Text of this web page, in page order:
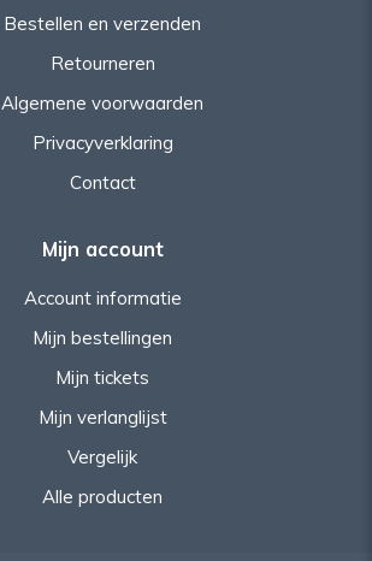
Bestellen en verzenden
Retourneren
Algemene voorwaarden
Privacyverklaring
Contact
Mijn account
Account informatie
Mijn bestellingen
Mijn tickets
Mijn verlanglijst
Vergelijk
Alle producten